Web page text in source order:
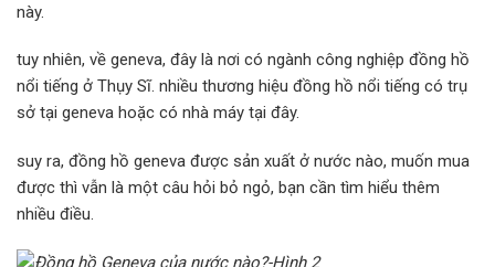
này.
tuy nhiên, về geneva, đây là nơi có ngành công nghiệp đồng hồ
nổi tiếng ở Thụy Sĩ. nhiều thương hiệu đồng hồ nổi tiếng có trụ
sở tại geneva hoặc có nhà máy tại đây.
suy ra, đồng hồ geneva được sản xuất ở nước nào, muốn mua
được thì vẫn là một câu hỏi bỏ ngỏ, bạn cần tìm hiểu thêm
nhiều điều.